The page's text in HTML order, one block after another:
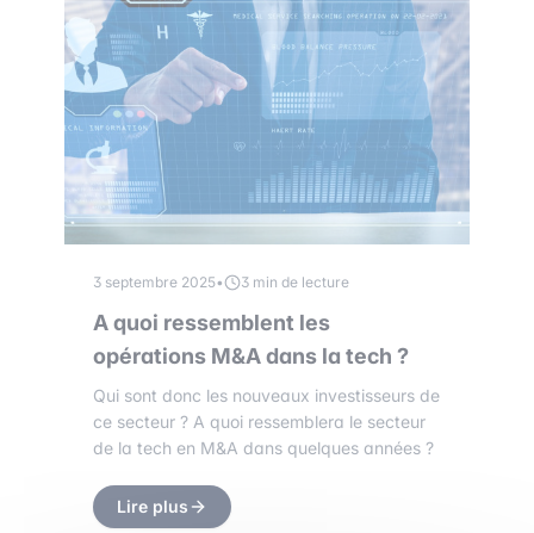
3 septembre 2025• 3 min de lecture
A quoi ressemblent les
opérations M&A dans la tech ?
Qui sont donc les nouveaux investisseurs de
ce secteur ? A quoi ressemblera le secteur
de la tech en M&A dans quelques années ?
Lire plus